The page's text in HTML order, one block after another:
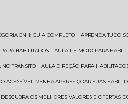
CNH: GUIA COMPLETO APRENDA TUDO
HABILITADOS AULA DE MOTO PARA
NO TRÂNSITO AULA DIREÇÃO PARA
ACESSÍVEL: VENHA APERFEIÇOAR SUAS
DESCUBRA OS MELHORES VALORES E OFERTAS